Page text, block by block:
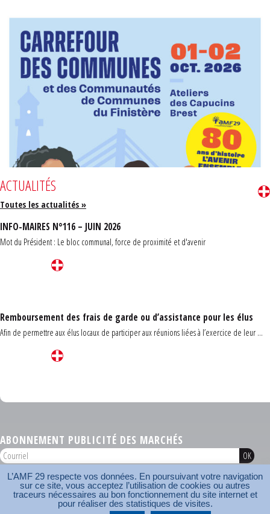
ACTUALITÉS
Toutes les actualités »
INFO-MAIRES N°116 – JUIN 2026
Mot du Président : Le bloc communal, force de proximité et d'avenir
Remboursement des frais de garde ou d’assistance pour les élus
Afin de permettre aux élus locaux de participer aux réunions liées à l’exercice de leur ...
ABONNEMENT PUBLICITÉ DES MARCHÉS
AMF 29 © 2026
Plan du site Nos coordonnées Mentions légales
Contact
Carrefour des communes
AMF
L’AMF 29 respecte vos données. En poursuivant votre navigation
sur ce site, vous acceptez l’utilisation de cookies ou autres
traceurs nécessaires au bon fonctionnement du site internet et
pour réaliser des statistiques de visites.